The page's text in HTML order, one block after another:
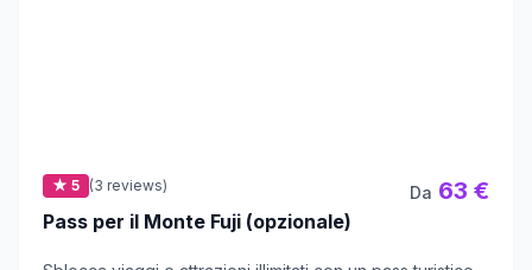
★ 5 (3 reviews)
Pass per il Monte Fuji (opzionale)
Da 63 €